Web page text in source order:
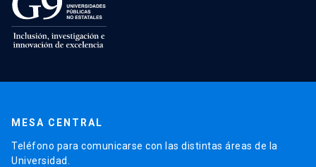
MESA CENTRAL
Teléfono para comunicarse con las distintas áreas de la
Universidad.